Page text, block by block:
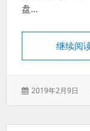
盘…
继续阅
发
2019年2月9日